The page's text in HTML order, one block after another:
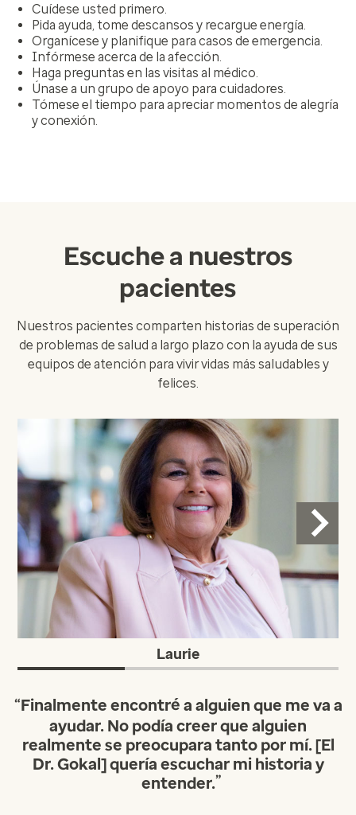
Cuídese usted primero.
Pida ayuda, tome descansos y recargue energía.
Organícese y planifique para casos de emergencia.
Infórmese acerca de la afección.
Haga preguntas en las visitas al médico.
Únase a un grupo de apoyo para cuidadores.
Tómese el tiempo para apreciar momentos de alegría
y conexión.
Escuche a nuestros
pacientes
Nuestros pacientes comparten historias de superación
de problemas de salud a largo plazo con la ayuda de sus
equipos de atención para vivir vidas más saludables y
felices.
Laurie
“Finalmente encontré a alguien que me va a
ayudar. No podía creer que alguien
realmente se preocupara tanto por mí. [El
Dr. Gokal] quería escuchar mi historia y
entender.